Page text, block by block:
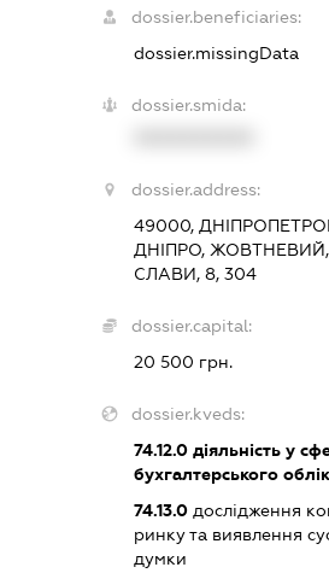
dossier.beneficiaries:
dossier.missingData
dossier.smida:
dossier.address:
49000,
ДНІПРО,
СЛАВИ, 8, 304
dossier.capital:
20 500 грн.
dossier.kveds:
74.12.0 діяльність у
бухгалтерського
74.13.0 дослідження
ринку та виявлення
думки